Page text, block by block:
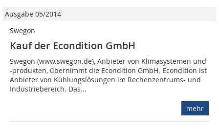
Ausgabe 05/2014
Swegon
Kauf der Econdition GmbH
Swegon (www.swegon.de), Anbieter von Klimasystemen und
-produkten, übernimmt die Econdition GmbH. Econdition ist
Anbieter von Kühlungslösungen im Rechenzentrums- und
Industriebereich. Das...
mehr